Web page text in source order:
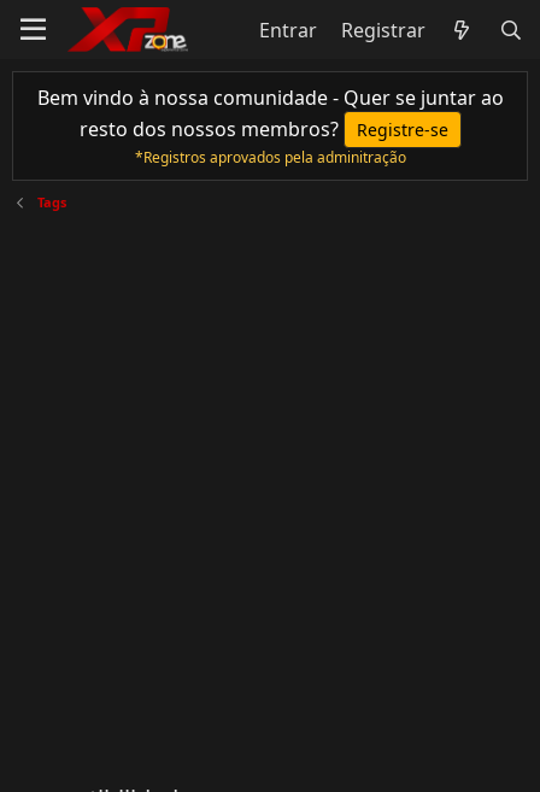
Entrar Registrar
Bem vindo à nossa comunidade - Quer se juntar ao
resto dos nossos membros?
Registre-se
*Registros aprovados pela adminitração
Tags